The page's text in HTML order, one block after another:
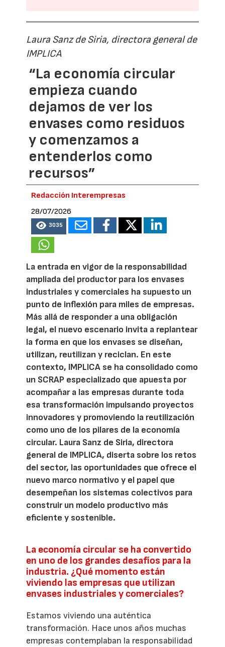
Laura Sanz de Siria, directora general de
IMPLICA
“La economía circular
empieza cuando
dejamos de ver los
envases como residuos
y comenzamos a
entenderlos como
recursos”
Redacción Interempresas
28/07/2026
3035
La entrada en vigor de la responsabilidad
ampliada del productor para los envases
industriales y comerciales ha supuesto un
punto de inflexión para miles de empresas.
Más allá de responder a una obligación
legal, el nuevo escenario invita a replantear
la forma en que los envases se diseñan,
utilizan, reutilizan y reciclan. En este
contexto, IMPLICA se ha consolidado como
un SCRAP especializado que apuesta por
acompañar a las empresas durante toda
esa transformación impulsando proyectos
innovadores y promoviendo la reutilización
como uno de los pilares de la economía
circular. Laura Sanz de Siria, directora
general de IMPLICA, diserta sobre los retos
del sector, las oportunidades que ofrece el
nuevo marco normativo y el papel que
desempeñan los sistemas colectivos para
construir un modelo productivo más
eficiente y sostenible.
La economía circular se ha convertido
en uno de los grandes desafíos para la
industria. ¿Qué momento están
viviendo las empresas que utilizan
envases industriales y comerciales?
Estamos viviendo una auténtica
transformación. Hace unos años muchas
empresas contemplaban la responsabilidad